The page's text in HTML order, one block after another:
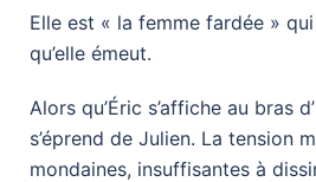
Elle est « la femme fardée »
qu’elle émeut.
Alors qu’Éric s’affiche au bras
s’éprend de Julien. La tension
mondaines, insuffisantes à